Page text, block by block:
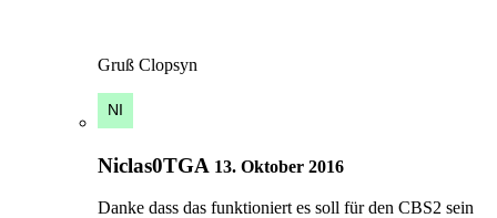
Gruß Clopsyn
Niclas0TGA 13. Oktober 2016
Danke dass das funktioniert es soll für den CBS2 sein